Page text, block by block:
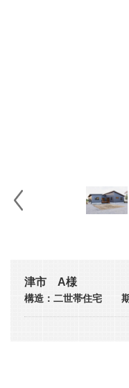
津市 A様
構造：二世帯住宅